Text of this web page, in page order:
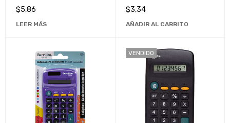
$5,86
LEER MÁS
Esencial para Cálculos
Precisos y Rápidos
$3,34
AÑADIR AL CARRITO
VENDIDO